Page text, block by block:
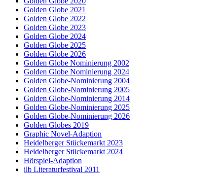
Golden Globe 2021
Golden Globe 2022
Golden Globe 2023
Golden Globe 2024
Golden Globe 2025
Golden Globe 2026
Golden Globe Nominierung 2002
Golden Globe Nominierung 2024
Golden Globe-Nominierung 2004
Golden Globe-Nominierung 2005
Golden Globe-Nominierung 2014
Golden Globe-Nominierung 2025
Golden Globe-Nominierung 2026
Golden Globes 2019
Graphic Novel-Adaption
Heidelberger Stückemarkt 2023
Heidelberger Stückemarkt 2024
Hörspiel-Adaption
ilb Literaturfestival 2011